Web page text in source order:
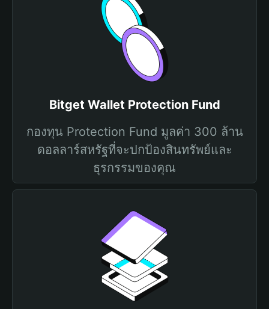
Bitget Wallet Protection Fund
กองทุน Protection Fund มูลค่า 300 ล้าน
ดอลลาร์สหรัฐที่จะปกป้องสินทรัพย์และ
ธุรกรรมของคุณ